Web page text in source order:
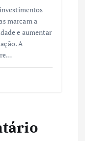
marcam a
e aumentar
A